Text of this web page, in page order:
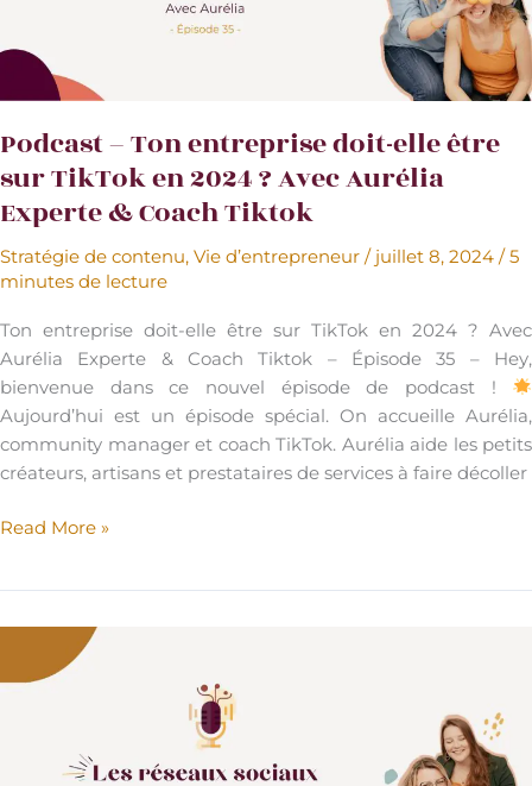
pour
une
marque
inoubliable
Podcast – Ton entreprise doit-elle être
sur TikTok en 2024 ? Avec Aurélia
Experte & Coach Tiktok
Stratégie de contenu, Vie d’entrepreneur / juillet 8, 2024 /5
minutes de lecture
Ton entreprise doit-elle être sur TikTok en 2024 ? Avec
Aurélia Experte & Coach Tiktok – Épisode 35 – Hey,
bienvenue dans ce nouvel épisode de podcast !
Aujourd’hui est un épisode spécial. On accueille Aurélia,
community manager et coach TikTok. Aurélia aide les petits
créateurs, artisans et prestataires de services à faire décoller
Podcast
Read More »